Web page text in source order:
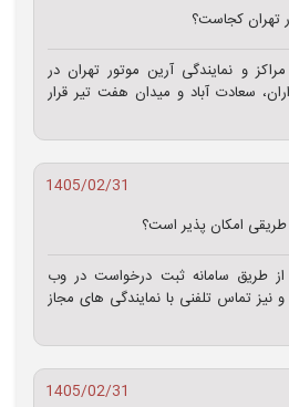
تهران کجاست؟
و نمایندگی آرین موتور تهران در
سعادت‌ آباد و میدان هفت‌ تیر قرار
1405/02/31
امکان پذیر است؟
از طریق سامانه ثبت درخواست در وب‌
سایت arian-motor.com و نیز تماس تلفنی با نمایندگی‌ های مجاز
1405/02/31